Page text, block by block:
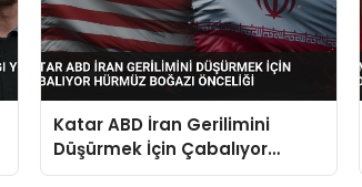
Katar ABD İran Gerilimini
Düşürmek İçin Çabalıyor
Hürmüz Boğazı Önceliği